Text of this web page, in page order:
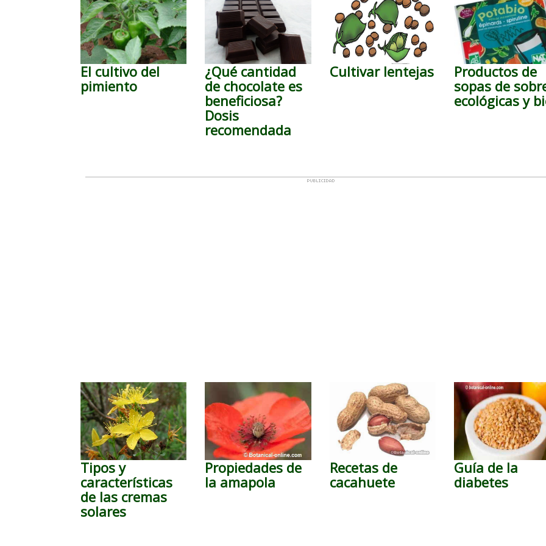
El cultivo del
pimiento
¿Qué cantidad
de chocolate es
beneficiosa?
Dosis
recomendada
Cultivar lentejas
Productos de
sopas de
ecológicas y
Tipos y
características
de las cremas
solares
Propiedades de
la amapola
Recetas de
cacahuete
Guía de la
diabetes